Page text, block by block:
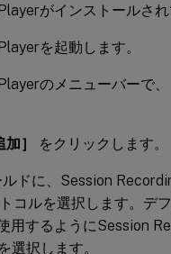
がインストールさ
を起動します。
のメニューバーで、
加］ をクリックします。
ルドに、Session
コルを選択します。デ
用するようにSession
選択します。